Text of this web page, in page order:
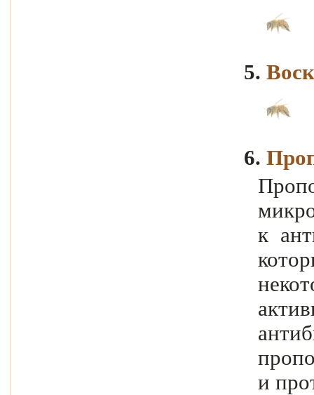
5. Воск
6.
к
и